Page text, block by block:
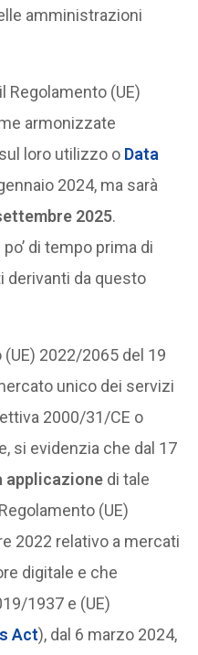
amministrazioni
Regolamento (UE)
armonizzate
loro utilizzo o Data
2024, ma sarà
2025.
di tempo prima di
derivanti da questo
2022/2065 del 19
unico dei servizi
2000/31/CE o
si evidenzia che dal 17
applicazione di tale
(UE)
2022 relativo a mercati
digitale e che
1937 e (UE)
Act), dal 6 marzo 2024,